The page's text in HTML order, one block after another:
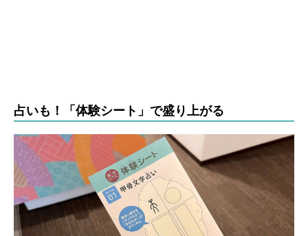
占いも！「体験シート」で盛り上がる